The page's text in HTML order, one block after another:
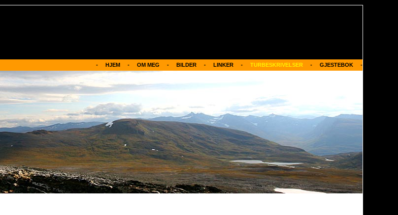
-     HJEM - OM MEG     - BILDER     - LINKER
     -
TURBESKRIVELSER
     -
GJESTEBOK
     -